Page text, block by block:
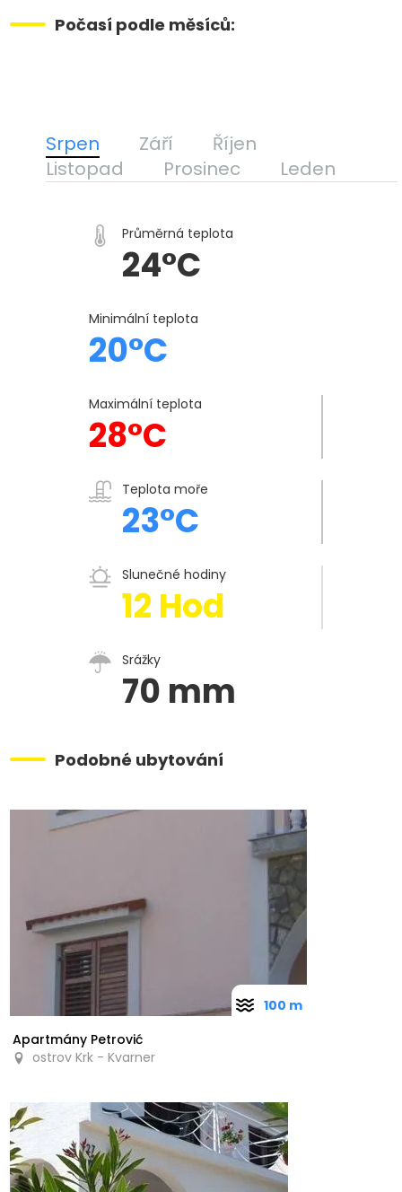
Počasí podle měsíců:
Srpen Září
Říjen
Listopad
Prosinec Leden
Průměrná teplota
24°C
Minimální teplota
20°C
Maximální teplota
28°C
Teplota moře
23°C
Slunečné hodiny
12 Hod
Srážky
70 mm
Podobné ubytování
Apartmány Petrović
ostrov Krk - Kvarner
100 m